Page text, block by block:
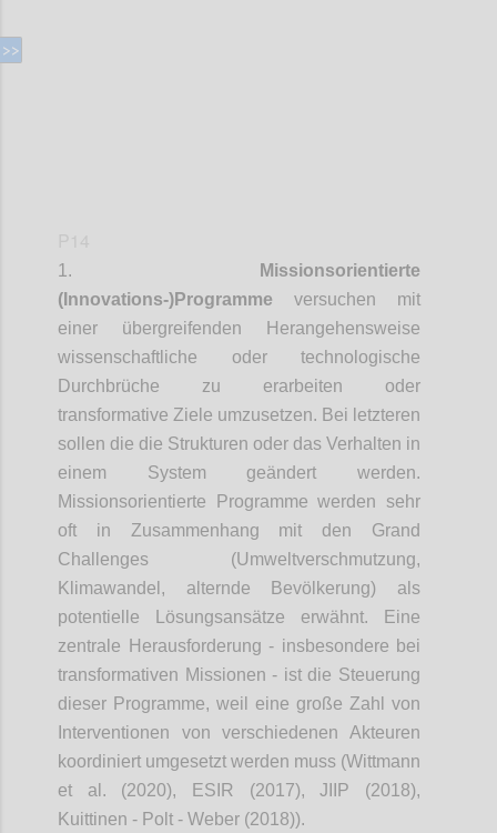
1.
Missionsorientierte
(Innovations-)Programme versuchen mit
einer übergreifenden Herangehensweise
wissenschaftliche oder technologische
Durchbrüche zu erarbeiten oder
transformative Ziele umzusetzen. Bei letzteren
sollen die die Strukturen oder das Verhalten in
einem System geändert werden.
Missionsorientierte
Programme werden sehr
oft in Zusammenhang mit den Grand
Challenges (Umweltverschmutzung,
Klimawandel, alternde Bevölkerung) als
potentielle Lösungsansätze erwähnt.
Eine
zentrale Herausforderung - insbesondere bei
transformativen Missionen - ist die Steuerung
dieser Programme, weil eine große Zahl von
Interventionen von verschiedenen Akteuren
koordiniert umgesetzt werden muss (Wittmann
et al. (2020), ESIR (2017), JIIP (2018),
Kuittinen - Polt - Weber (2018)).